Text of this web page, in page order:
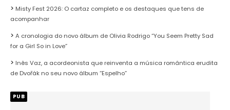
Misty Fest 2026: O cartaz completo e os destaques que tens de
acompanhar
A cronologia do novo álbum de Olivia Rodrigo “You Seem Pretty Sad
for a Girl So in Love”
Inês Vaz, a acordeonista que reinventa a música romântica erudita
de Dvořák no seu novo álbum “Espelho”
PUB